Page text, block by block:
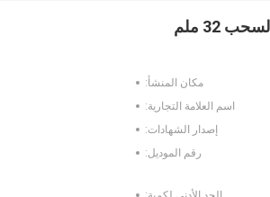
مكان المنشأ:
اسم العلامة التجارية:
إصدار الشهادات:
رقم الموديل: